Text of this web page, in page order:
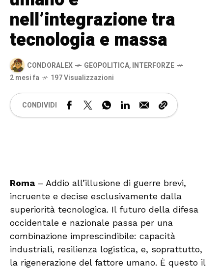
nell’integrazione tra
tecnologia e massa
CONDORALEX GEOPOLITICA,INTERFORZE
2 mesi fa
197 Visualizzazioni
CONDIVIDI
Roma – Addio all’illusione di guerre brevi,
incruente e decise esclusivamente dalla
superiorità tecnologica. Il futuro della difesa
occidentale e nazionale passa per una
combinazione imprescindibile: capacità
industriali, resilienza logistica, e, soprattutto,
la rigenerazione del fattore umano. È questo il